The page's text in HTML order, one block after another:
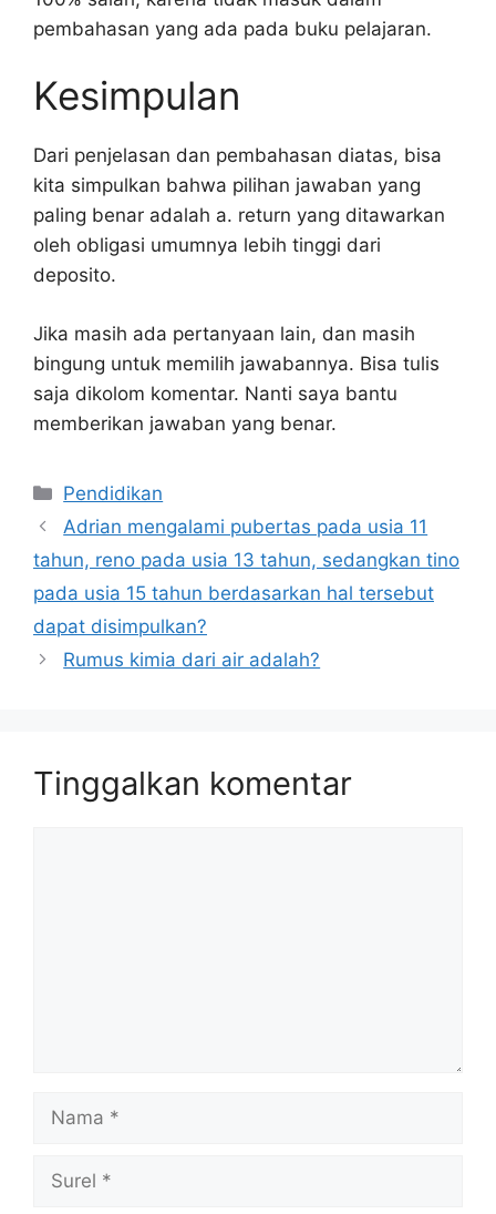
pembahasan yang ada pada buku pelajaran.
Kesimpulan
Dari penjelasan dan pembahasan diatas, bisa
kita simpulkan bahwa pilihan jawaban yang
paling benar adalah a. return yang ditawarkan
oleh obligasi umumnya lebih tinggi dari
deposito.
Jika masih ada pertanyaan lain, dan masih
bingung untuk memilih jawabannya. Bisa tulis
saja dikolom komentar. Nanti saya bantu
memberikan jawaban yang benar.
Kategori
Pendidikan
Adrian mengalami pubertas pada usia 11
tahun, reno pada usia 13 tahun, sedangkan tino
pada usia 15 tahun berdasarkan hal tersebut
dapat disimpulkan?
Rumus kimia dari air adalah?
Tinggalkan komentar